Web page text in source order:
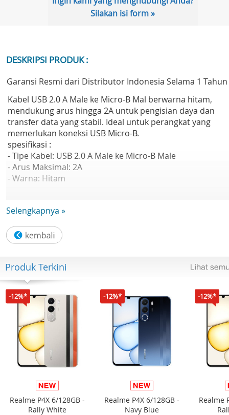
Silakan isi form »
DESKRIPSI PRODUK :
Garansi Resmi dari Distributor Indonesia Selama 1 Tahun
Kabel USB 2.0 A Male ke Micro-B Mal berwarna hitam,
mendukung arus hingga 2A untuk pengisian daya dan
transfer data yang stabil. Ideal untuk perangkat yang
memerlukan koneksi USB Micro-B.
spesifikasi :
- Tipe Kabel: USB 2.0 A Male ke Micro-B Male
- Arus Maksimal: 2A
- Warna: Hitam
- Perangkat dengan port Micro-B
Micro-B
Others
Selengkapnya »
Produk Terkini
-12%*
Realme P4X 6/128GB -
Rally White
-12%*
Realme P4X 6/128GB -
Navy Blue
-12%*
Realme